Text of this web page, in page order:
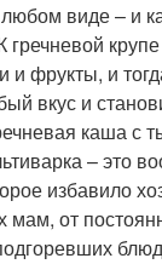
виде – и
и фрукты, и
вкус и
каша с
– это
избавило
от